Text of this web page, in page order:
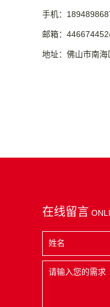
手机：
邮箱：
地址：佛山市南海
在线留言